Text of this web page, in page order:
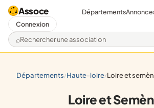
Assoce
Rechercher une association
Départements
Connexion
départements/ haute-loire/ loire et
Loire et